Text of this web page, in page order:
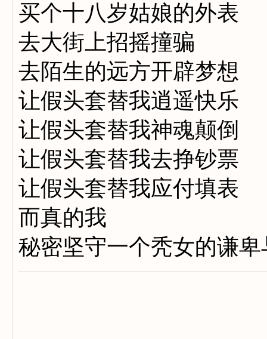
买个十八岁姑娘的外表
去大街上招摇撞骗
去陌生的远方开辟梦想
让假头套替我逍遥快乐
让假头套替我神魂颠倒
让假头套替我去挣钞票
让假头套替我应付填表
而真的我
秘密坚守一个秃女的谦卑